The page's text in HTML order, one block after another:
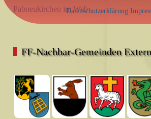
Pabneukirchen im Web
FF-Nachbar-Gemeinden
Datenschutzerklärung